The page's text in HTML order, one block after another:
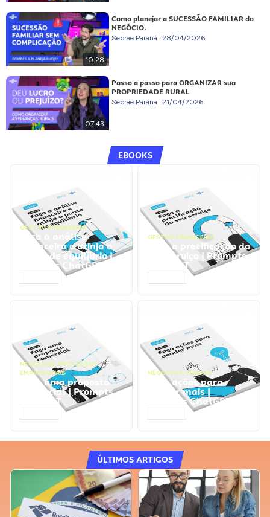
10:28
Como planejar a SUCESSÃO FAMILIAR do
NEGÓCIO.
Sebrae Paraná 28/04/2026
07:43
Passo a passo para ORGANIZAR sua
PROPRIEDADE RURAL
Sebrae Paraná 21/04/2026
EBOOKS
GESTÃO FINANCEIRA
Faça a análise
financeira e atinja o
ponto de equilíbrio |
Prompts ChatGPT
GESTÃO FINANCEIRA
Faça a precificação do
seu serviço | Prompts
ChatGPT
NEGÓCIOS, PROCESSOS
EMPRESARIAIS
Faça uma proposta
comercial | Prompts
ChatGPT
NEGÓCIOS, VENDAS
Faça ações para
vender mais |
Prompts ChatGPT
ÚLTIMOS ARTIGOS